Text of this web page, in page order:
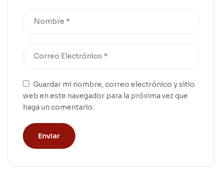
Guardar mi nombre, correo electrónico y sitio
web en este navegador para la próxima vez que
haga un comentario.